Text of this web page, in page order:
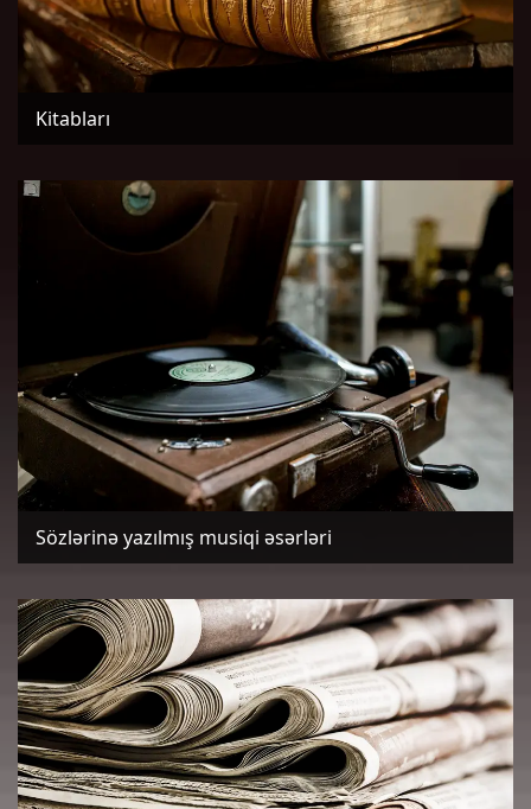
Kitabları
Sözlərinə yazılmış musiqi əsərləri